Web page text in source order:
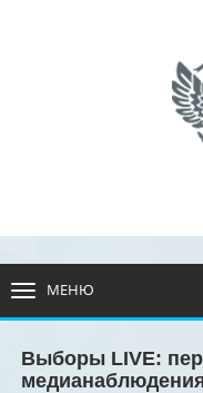
МЕНЮ
Выборы LIVE: